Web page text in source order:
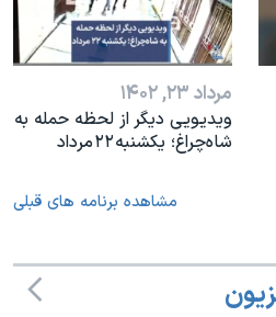
مرداد ۲۳, ۱۴۰۲
ویدیویی دیگر از لحظه حمله به
شاه‌چراغ؛ یکشنبه ۲۲ مرداد
مشاهده برنامه های قبلی